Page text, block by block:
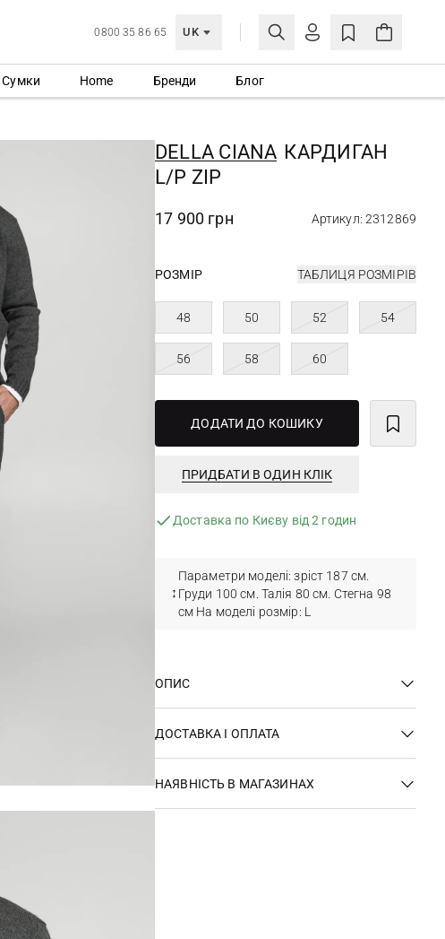
0800 35 86 65 UK
МОЯ ОБЛІКІВКА
Сумки Home Бренди Блог
DELLA CIANA КАРДИГАН
L/P ZIP
17 900 грн Артикул: 2312869
РОЗМІР ТАБЛИЦЯ РОЗМІРІВ
48 50 52 54
56 58 60
ДОДАТИ ДО КОШИКУ
ПРИДБАТИ В ОДИН КЛІК
Доставка по Києву від 2 годин
Параметри моделі: зріст 187 см.
Груди 100 см. Талія 80 см. Стегна 98
см На моделі розмір: L
ОПИС
ДОСТАВКА І ОПЛАТА
НАЯВНІСТЬ В МАГАЗИНАХ